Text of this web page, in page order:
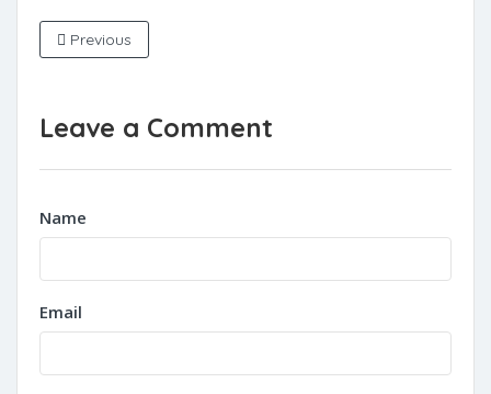
Previous
Leave a Comment
Name
Email